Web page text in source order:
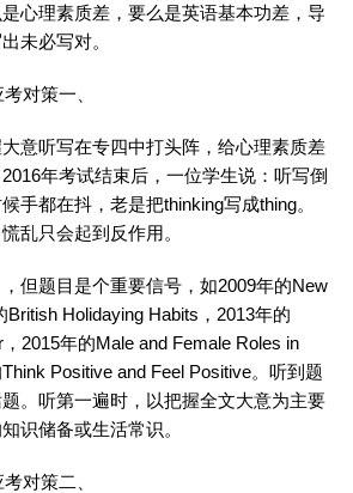
心理素质差，要么是英语基本功差，导
未必写对。
对策一、
听写在专四中打头阵，给心理素质差
年考试结束后，一位学生说：听写倒
手都在抖，老是把thinking写成thing。
乱只会起到反作用。
题目是个重要信号，如2009年的New
British Holidaying Habits，2013年的
2015年的Male and Female Roles in
Positive and Feel Positive。听到题
。听第一遍时，以把握全文大意为主要
识储备或生活常识。
对策二、